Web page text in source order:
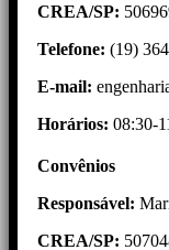
CREA/SP:
Telefone: (19)
E-mail:
Horários: 08:30-
Convênios
Responsável:
CREA/SP: